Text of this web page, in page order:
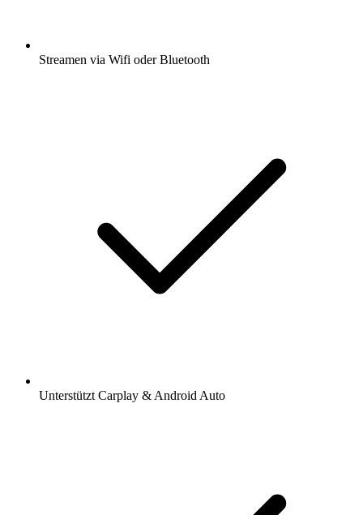
Streamen via Wifi oder Bluetooth
Unterstützt Carplay & Android Auto